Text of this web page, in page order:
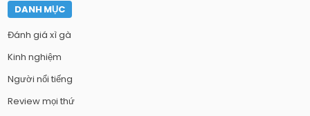
DANH MỤC
Đánh giá xì gà
Kinh nghiệm
Người nổi tiếng
Review mọi thứ